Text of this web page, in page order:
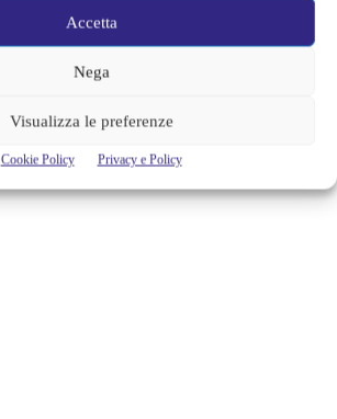
Accetta
Nega
Visualizza le preferenze
Cookie Policy Privacy e Policy